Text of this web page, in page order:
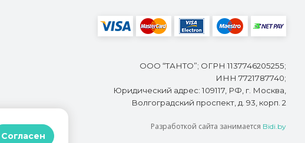
ООО “ТАНТО”; ОГРН 1137746205255;
ИНН 7721787740;
Юридический адрес: 109117, РФ, г. Москва,
Волгоградский проспект, д. 93, корп. 2
Разработкой сайта занимается Bidi.by
Согласен